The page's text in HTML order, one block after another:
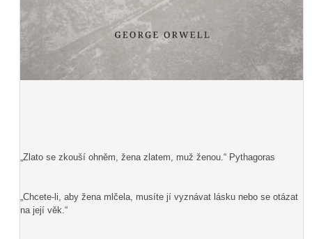
„Zlato se zkouší ohněm, žena zlatem, muž ženou.“ Pythagoras
„Chcete-li, aby žena mlčela, musíte jí vyznávat lásku nebo se otázat
na její věk.“